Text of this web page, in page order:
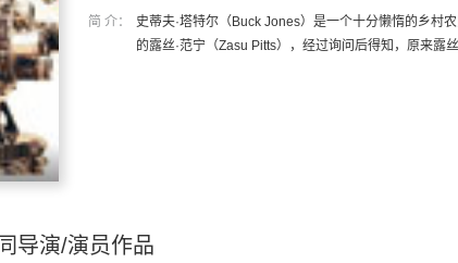
简 介：
史蒂夫·塔特尔（Buck Jones）是一个十分懒惰的乡村
的露丝·范宁（Zasu Pitts），经过询问后得知，原来露
同导演/演员作品